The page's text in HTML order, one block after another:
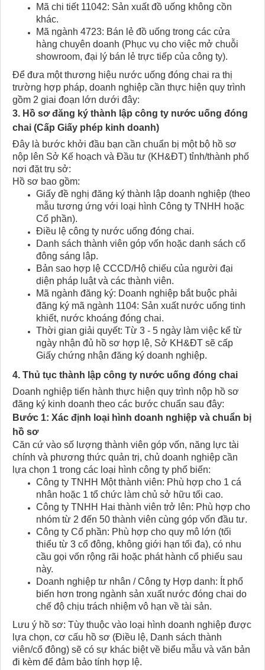
Mã chi tiết 11042: Sản xuất đồ uống không cồn
khác.
Mã ngành 4723: Bán lẻ đồ uống trong các cửa
hàng chuyên doanh (Phục vụ cho việc mở chuỗi
showroom, đại lý bán lẻ trực tiếp của công ty).
Để đưa một thương hiệu nước uống đóng chai ra thị
trường hợp pháp, doanh nghiệp cần thực hiện quy trình
gồm 2 giai đoạn lớn dưới đây:
3. Hồ sơ đăng ký thành lập công ty nước uống đóng
chai​ (Cấp Giấy phép kinh doanh)
Đây là bước khởi đầu bạn cần chuẩn bị một bộ hồ sơ
nộp lên Sở Kế hoạch và Đầu tư (KH&ĐT) tỉnh/thành phố
nơi đặt trụ sở:
Hồ sơ bao gồm:
Giấy đề nghị đăng ký thành lập doanh nghiệp (theo
mẫu tương ứng với loại hình Công ty TNHH hoặc
Cổ phần).
Điều lệ công ty nước uống đóng chai.
Danh sách thành viên góp vốn hoặc danh sách cổ
đông sáng lập.
Bản sao hợp lệ CCCD/Hộ chiếu của người đại
diện pháp luật và các thành viên.
Mã ngành đăng ký: Doanh nghiệp bắt buộc phải
đăng ký mã ngành 1104: Sản xuất nước uống tinh
khiết, nước khoáng đóng chai.
Thời gian giải quyết: Từ 3 - 5 ngày làm việc kể từ
ngày nhận đủ hồ sơ hợp lệ, Sở KH&ĐT sẽ cấp
Giấy chứng nhận đăng ký doanh nghiệp.
4. Thủ tục thành lập công ty nước uống đóng chai​
Doanh nghiệp tiến hành thực hiện quy trình nộp hồ sơ
đăng ký kinh doanh theo các bước chuẩn sau đây:
Bước 1: Xác định loại hình doanh nghiệp và chuẩn bị
hồ sơ
Căn cứ vào số lượng thành viên góp vốn, năng lực tài
chính và phương thức quản trị, chủ doanh nghiệp cần
lựa chọn 1 trong các loại hình công ty phổ biến:
Công ty TNHH Một thành viên: Phù hợp cho 1 cá
nhân hoặc 1 tổ chức làm chủ sở hữu tối cao.
Công ty TNHH Hai thành viên trở lên: Phù hợp cho
nhóm từ 2 đến 50 thành viên cùng góp vốn đầu tư.
Công ty Cổ phần: Phù hợp cho quy mô lớn (tối
thiểu từ 3 cổ đông, không giới hạn tối đa), có nhu
cầu gọi vốn rộng rãi hoặc phát hành cổ phiếu sau
này.
Doanh nghiệp tư nhân / Công ty Hợp danh: Ít phổ
biến hơn trong ngành sản xuất nước đóng chai do
chế độ chịu trách nhiệm vô hạn về tài sản.
Lưu ý hồ sơ: Tùy thuộc vào loại hình doanh nghiệp được
lựa chọn, cơ cấu hồ sơ (Điều lệ, Danh sách thành
viên/cổ đông) sẽ có sự khác biệt về biểu mẫu và văn bản
đi kèm để đảm bảo tính hợp lệ.